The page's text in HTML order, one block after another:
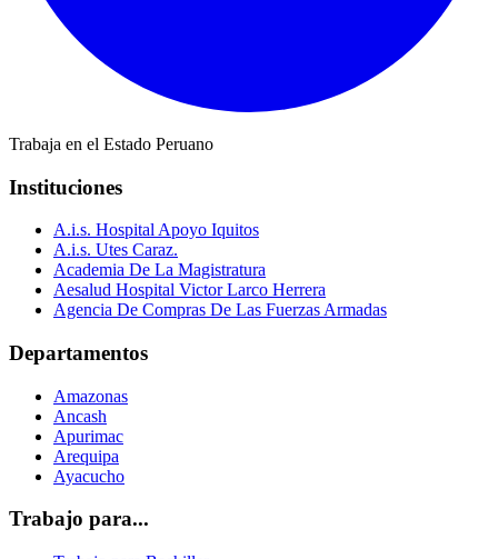
Trabaja en el Estado Peruano
Instituciones
A.i.s. Hospital Apoyo Iquitos
A.i.s. Utes Caraz.
Academia De La Magistratura
Aesalud Hospital Victor Larco Herrera
Agencia De Compras De Las Fuerzas Armadas
Departamentos
Amazonas
Ancash
Apurimac
Arequipa
Ayacucho
Trabajo para...